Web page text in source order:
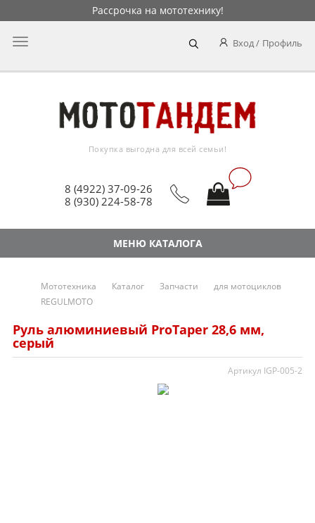
Рассрочка на мототехнику!
Вход Профиль
Главное
8 (4922) 37-09-26
8 (930) 224-58-78
Покупка выгодна для всей семьи!
МЕНЮ КАТАЛОГА
Мототехника Каталог Запчасти
для мотоциклов
REGULMOTO
Руль алюминиевый ProTaper 28,6 мм,
серый
Артикул IGP-005-2